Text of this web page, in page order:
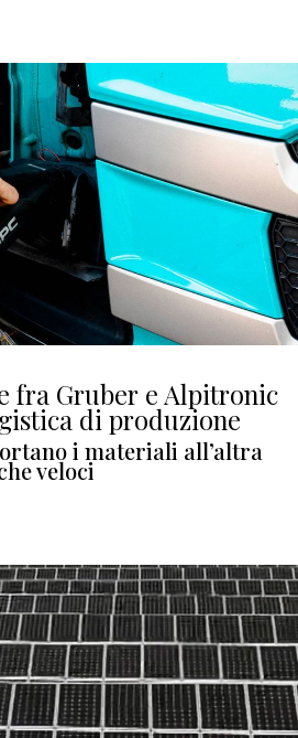
fra Gruber e Alpitronic
di produzione
i materiali all’altra
veloci